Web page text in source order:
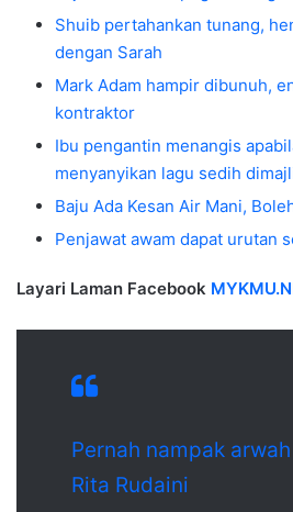
Shuib pertahankan tunang,
dengan Sarah
Mark Adam hampir dibunuh,
kontraktor
Ibu pengantin menangis
menyanyikan lagu sedih
Baju Ada Kesan Air Mani,
Penjawat awam dapat urutan
Layari Laman Facebook
Pernah nampak
Rita Rudaini